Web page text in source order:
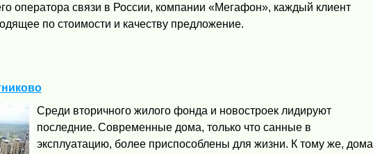
оператора связи в России, компании «Мегафон», каждый клиент
по стоимости и качеству предложение.
Среди вторичного жилого фонда и новостроек лидируют
последние. Современные дома, только что санные в
эксплуатацию, более приспособлены для жизни. К тому же, дома